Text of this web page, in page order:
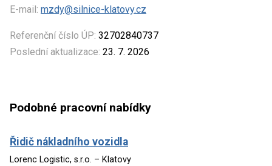
E-mail: mzdy@silnice-klatovy.cz
Referenční číslo ÚP: 32702840737
Poslední aktualizace: 23. 7. 2026
Podobné pracovní nabídky
Řidič nákladního vozidla
Lorenc Logistic, s.r.o. – Klatovy